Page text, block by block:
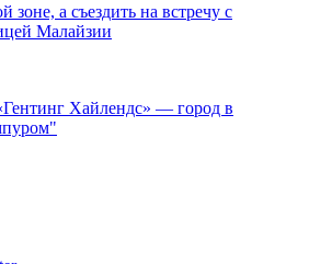
зоне, а съездить на встречу с
Малайзии